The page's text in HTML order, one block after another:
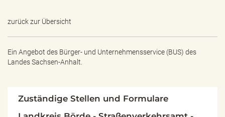
zurück zur Übersicht
Ein Angebot des Bürger- und Unternehmensservice (BUS) des
Landes Sachsen-Anhalt.
Zuständige Stellen und Formulare